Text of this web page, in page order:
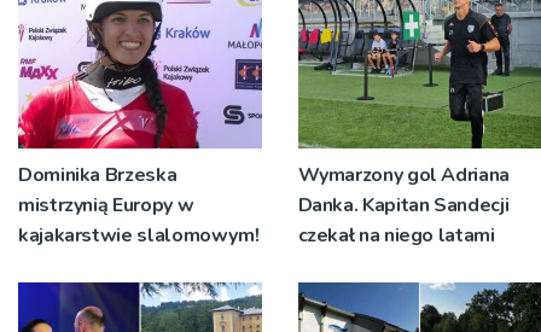
Dominika Brzeska
mistrzynią Europy w
kajakarstwie slalomowym!
Wymarzony gol Adriana
Danka. Kapitan Sandecji
czekał na niego latami